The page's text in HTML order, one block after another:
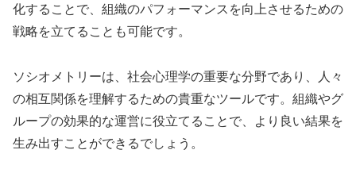
化することで、組織のパフォーマンスを向上させるための
戦略を立てることも可能です。
ソシオメトリーは、社会心理学の重要な分野であり、人々
の相互関係を理解するための貴重なツールです。組織やグ
ループの効果的な運営に役立てることで、より良い結果を
生み出すことができるでしょう。